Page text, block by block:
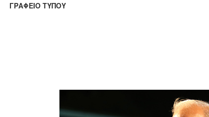
ΤΥΠΟΥ